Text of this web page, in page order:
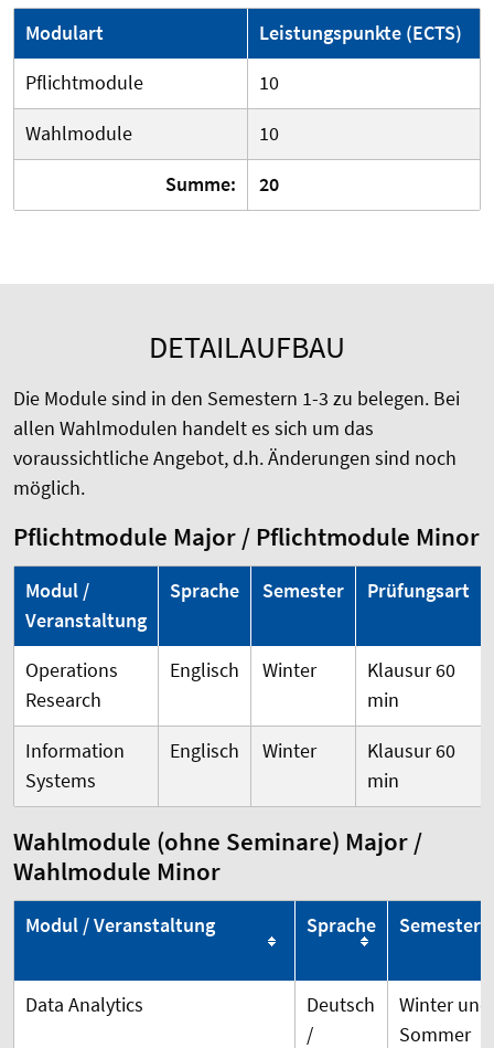
Modulart
Leistungspunkte (ECTS)
Pflichtmodule
10
Wahlmodule
10
Summe:
20
DETAILAUFBAU
Die Module sind in den Semestern 1-3 zu belegen. Bei
allen Wahlmodulen handelt es sich um das
voraussichtliche Angebot, d.h. Änderungen sind noch
möglich.
Pflichtmodule Major / Pflichtmodule Minor
Modul /
Veranstaltung
Sprache Semester Prüfungsart
Operations
Research
Englisch Winter
Klausur 60
min
Information
Systems
Englisch Winter
Klausur 60
min
Wahlmodule (ohne Seminare) Major /
Wahlmodule Minor
Modul / Veranstaltung Sprache Semester
Data Analytics
Deutsch
/
Winter und
Sommer